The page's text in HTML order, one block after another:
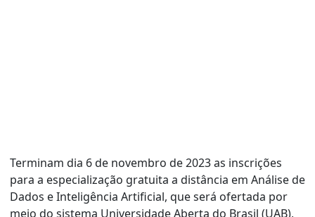
Terminam dia 6 de novembro de 2023 as inscrições
para a especialização gratuita a distância em Análise de
Dados e Inteligência Artificial, que será ofertada por
meio do sistema Universidade Aberta do Brasil (UAB),